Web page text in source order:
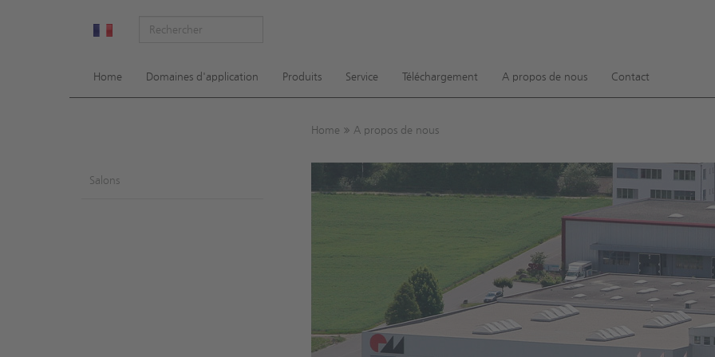
Home Domaines d'application Produits Service Téléchargement A propos de nous Contact
Home A propos de nous
Salons